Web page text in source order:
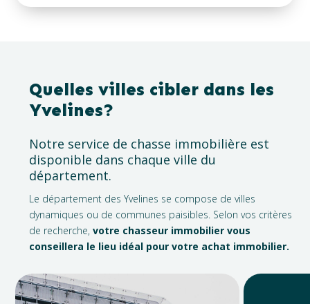
Quelles villes cibler dans les
Yvelines?
Notre service de chasse immobilière est
disponible dans chaque ville du
département.
Le département des Yvelines se compose de villes
dynamiques ou de communes paisibles. Selon vos critères
de recherche,votre chasseur immobilier vous
conseillera le lieu idéal pour votre achat immobilier.